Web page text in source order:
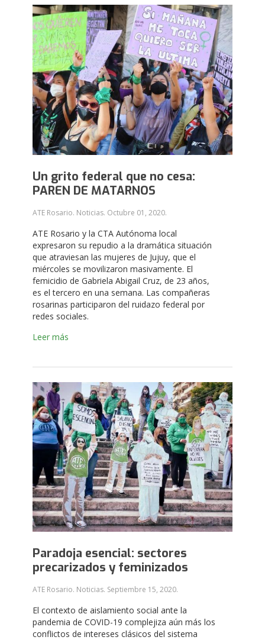
Un grito federal que no cesa:
PAREN DE MATARNOS
ATE Rosario. Noticias. Octubre 01, 2020.
ATE Rosario y la CTA Autónoma local
expresaron su repudio a la dramática situación
que atraviesan las mujeres de Jujuy, que el
miércoles se movilizaron masivamente. El
femicidio de Gabriela Abigail Cruz, de 23 años,
es el tercero en una semana. Las compañeras
rosarinas participaron del ruidazo federal por
redes sociales.
Leer más
Paradoja esencial: sectores
precarizados y feminizados
ATE Rosario. Noticias. Septiembre 15, 2020.
El contexto de aislamiento social ante la
pandemia de COVID-19 complejiza aún más los
conflictos de intereses clásicos del sistema